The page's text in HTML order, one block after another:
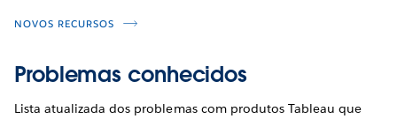
NOVOS RECURSOS
Problemas conhecidos
Lista atualizada dos problemas com produtos Tableau que